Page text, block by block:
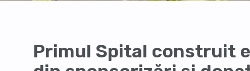
Primul Spital construit